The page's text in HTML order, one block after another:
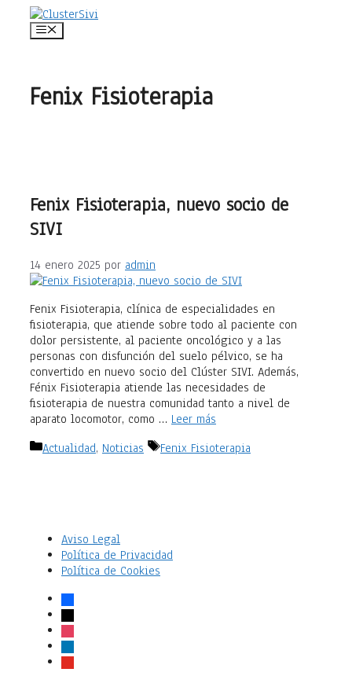
Saltar
Menú
Fenix Fisioterapia
Fenix Fisioterapia, nuevo socio de
SIVI
14 enero 2025 por admin
Fenix Fisioterapia, clínica de especialidades en
fisioterapia, que atiende sobre todo al paciente con
dolor persistente, al paciente oncológico y a las
personas con disfunción del suelo pélvico, se ha
convertido en nuevo socio del Clúster SIVI. Además,
Fénix Fisioterapia atiende las necesidades de
fisioterapia de nuestra comunidad tanto a nivel de
aparato locomotor, como … Leer más
Categorías
Actualidad, Noticias Etiquetas
Fenix Fisioterapia
Aviso Legal
Política de Privacidad
Política de Cookies
facebook
x
instagram
linkedin
youtube